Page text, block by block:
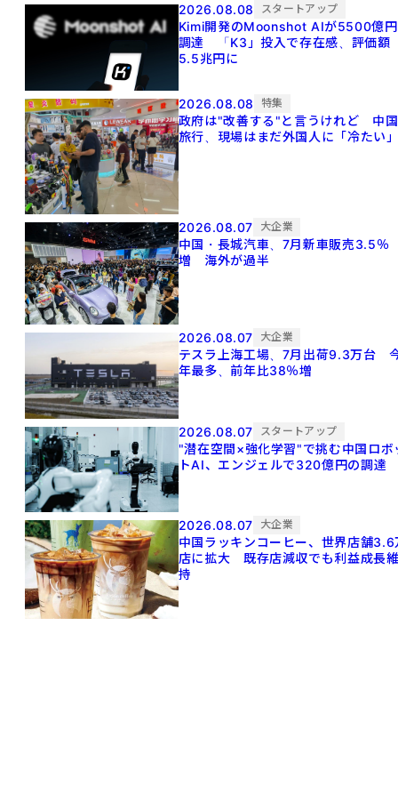
2026.08.08 スタートアップ
Kimi開発のMoonshot AIが5500億円
調達 「K3」投入で存在感、評価額
5.5兆円に
2026.08.08 特集
政府は"改善する"と言うけれど 中国
旅行、現場はまだ外国人に「冷たい
2026.08.07 大企業
中国・長城汽車、7月新車販売3.5％
増 海外が過半
2026.08.07 大企業
テスラ上海工場、7月出荷9.3万台
年最多、前年比38％増
2026.08.07 スタートアップ
"潜在空間×強化学習"で挑む中国ロボ
トAI、エンジェルで320億円の調達
2026.08.07 大企業
中国ラッキンコーヒー、世界店舗3.6
店に拡大 既存店減収でも利益成長
持